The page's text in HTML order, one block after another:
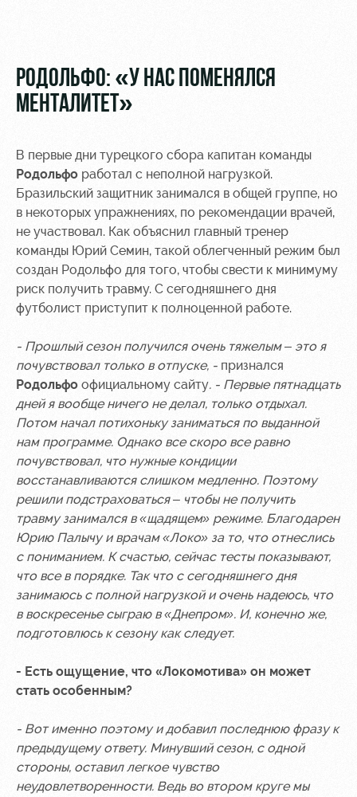
МГН
РЖД
Арена
Организация
мероприятий
Аренда
полей
площадей
Ледовый
дворец
Занятия
спортом
Локо
Старт
Локо-Лето
Академия
Как
поступить
Руководство
Контакты
Академии
Информация
для
болельщиков
Банковская
карта
«Локомотив»
Заставки
Парковка
Карта
болельщика
Программа
лояльности
Информация
для
болельщиков
МГН
РОДОЛЬФО: «У НАС ПОМЕНЯЛСЯ
МЕНТАЛИТЕТ»
В первые дни турецкого сбора капитан команды
Родольфо работал с неполной нагрузкой.
Бразильский защитник занимался в общей группе, но
в некоторых упражнениях, по рекомендации врачей,
не участвовал. Как объяснил главный тренер
команды Юрий Семин, такой облегченный режим был
создан Родольфо для того, чтобы свести к минимуму
риск получить травму. С сегодняшнего дня
футболист приступит к полноценной работе.
- Прошлый сезон получился очень тяжелым – это я
почувствовал только в отпуске, - признался
Родольфо официальному сайту. - Первые пятнадцать
дней я вообще ничего не делал, только отдыхал.
Потом начал потихоньку заниматься по выданной
нам программе. Однако все скоро все равно
почувствовал, что нужные кондиции
восстанавливаются слишком медленно. Поэтому
решили подстраховаться – чтобы не получить
травму занимался в «щадящем» режиме. Благодарен
Юрию Палычу и врачам «Локо» за то, что отнеслись
с пониманием. К счастью, сейчас тесты показывают,
что все в порядке. Так что с сегодняшнего дня
занимаюсь с полной нагрузкой и очень надеюсь, что
в воскресенье сыграю в «Днепром». И, конечно же,
подготовлюсь к сезону как следует.
- Есть ощущение, что «Локомотива» он может
стать особенным?
- Вот именно поэтому и добавил последнюю фразу к
предыдущему ответу. Минувший сезон, с одной
стороны, оставил легкое чувство
неудовлетворенности. Ведь во втором круге мы